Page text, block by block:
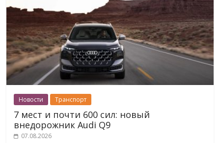
Новости Транспорт
7 мест и почти 600 сил: новый
внедорожник Audi Q9
07.08.2026